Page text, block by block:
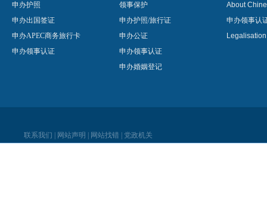
申办护照
申办出国签证
申办APEC商务旅行卡
申办领事认证
领事保护
申办护照/旅行证
申办公证
申办领事认证
申办婚姻登记
About
申办领事认
联系我们 网站声明 网站找错 党政机关